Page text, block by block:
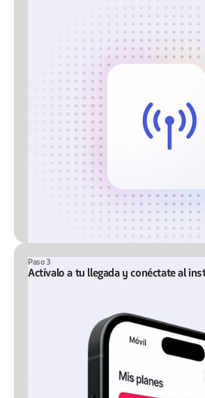
Paso 3
Actívalo a tu llegada y conéctate al